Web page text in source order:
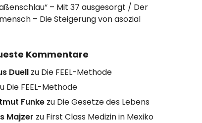
– Mit 37 ausgesorgt
Der
– Die Steigerung von asozial
Kommentare
Duell zu Die FEEL-Methode
Die FEEL-Methode
Funke zu Die Gesetze des Lebens
Majzer zu First Class Medizin in Mexiko